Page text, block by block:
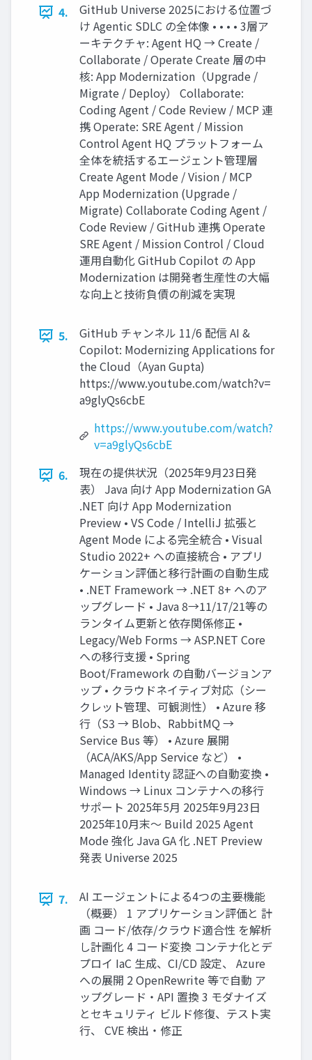
4.
GitHub Universe 2025における位置づ
け Agentic SDLC の全体像 • • • • 3層ア
ーキテクチャ: Agent HQ → Create /
Collaborate / Operate Create 層の中
核: App Modernization（Upgrade /
Migrate / Deploy） Collaborate:
Coding Agent / Code Review / MCP 連
携 Operate: SRE Agent / Mission
Control Agent HQ プラットフォーム
全体を統括するエージェント管理層
Create Agent Mode / Vision / MCP
App Modernization (Upgrade /
Migrate) Collaborate Coding Agent /
Code Review / GitHub 連携 Operate
SRE Agent / Mission Control / Cloud
運⽤⾃動化 GitHub Copilot の App
Modernization は開発者⽣産性の⼤幅
な向上と技術負債の削減を実現
5.
GitHub チャンネル 11/6 配信 AI &
Copilot: Modernizing Applications for
the Cloud（Ayan Gupta)
https://www.youtube.com/watch?v=
a9glyQs6cbE
https://www.youtube.com/watch?
v=a9glyQs6cbE
6.
現在の提供状況（2025年9⽉23⽇発
表） Java 向け App Modernization GA
.NET 向け App Modernization
Preview • VS Code / IntelliJ 拡張と
Agent Mode による完全統合 • Visual
Studio 2022+ への直接統合 • アプリ
ケーション評価と移⾏計画の⾃動⽣成
• .NET Framework → .NET 8+ へのア
ップグレード • Java 8→11/17/21等の
ランタイム更新と依存関係修正 •
Legacy/Web Forms → ASP.NET Core
への移⾏⽀援 • Spring
Boot/Framework の⾃動バージョンア
ップ • クラウドネイティブ対応（シー
クレット管理、可観測性） • Azure 移
⾏（S3 → Blob、RabbitMQ →
Service Bus 等） • Azure 展開
（ACA/AKS/App Service など） •
Managed Identity 認証への⾃動変換 •
Windows → Linux コンテナへの移⾏
サポート 2025年5⽉ 2025年9⽉23⽇
2025年10⽉末〜 Build 2025 Agent
Mode 強化 Java GA 化 .NET Preview
発表 Universe 2025
7.
AI エージェントによる4つの主要機能
（概要） 1 アプリケーション評価と 計
画 コード/依存/クラウド適合性 を解析
し計画化 4 コード変換 コンテナ化とデ
プロイ IaC ⽣成、CI/CD 設定、 Azure
への展開 2 OpenRewrite 等で⾃動 ア
ップグレード・API 置換 3 モダナイズ
とセキュリティ ビルド修復、テスト実
⾏、 CVE 検出・修正